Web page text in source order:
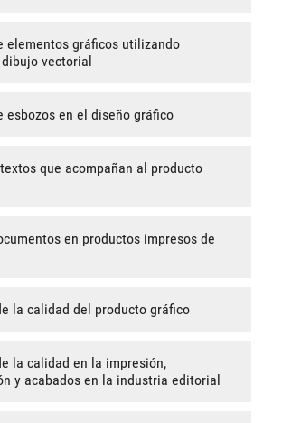
elementos gráficos utilizando
vectorial
esbozos en el diseño gráfico
que acompañan al producto
en productos impresos de
la calidad del producto gráfico
la calidad en la impresión,
y acabados en la industria editorial